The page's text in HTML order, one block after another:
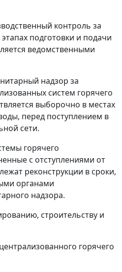
контроль за
подготовки и подачи
ведомственными
надзор за
систем горячего
выборочно в местах
перед поступлением в
сети.
горячего
с отступлениями от
реконструкции в сроки,
органами
надзора.
строительству и
горячего